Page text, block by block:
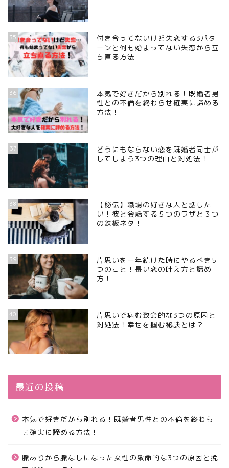
35
付き合ってないけど失恋する3パタ
ーンと何も始まってない失恋から立
ち直る方法
36
本気で好きだから別れる！既婚者男
性との不倫を終わらせ確実に諦める
方法！
37
どうにもならない恋を既婚者同士が
してしまう3つの理由と対処法！
38
【秘伝】職場の好きな人と話した
い！彼と会話する５つのワザと３つ
の鉄板ネタ！
39
片思いを一年続けた時にやるべき5
つのこと！長い恋の叶え方と諦め
方！
40
片思いで病む致命的な3つの原因と
対処法！幸せを掴む秘訣とは？
最近の投稿
本気で好きだから別れる！既婚者男性との不倫を終わら
せ確実に諦める方法！
脈ありから脈なしになった女性の致命的な3つの原因と挽